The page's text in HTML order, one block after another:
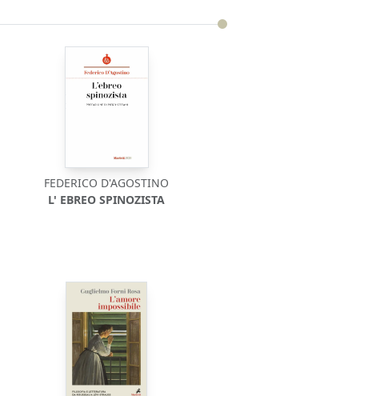
FEDERICO D'AGOSTINO
L' EBREO SPINOZISTA